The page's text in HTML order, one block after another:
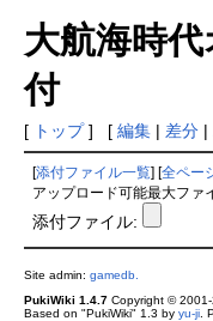
大航海時
付
[ トップ] [ 編集| 差分|
添付ファイル一覧 全ペー
アップロード可能最大ファ
添付ファイル:
Site admin: gamedb.
PukiWiki 1.4.7Copyright © 2001-
Based on "PukiWiki" 1.3 by yu-ji.